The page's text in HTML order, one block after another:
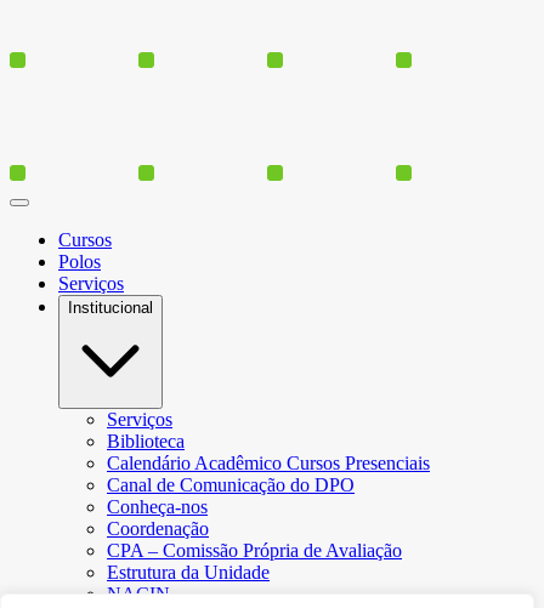
Cursos
Polos
Serviços
Institucional
Serviços
Biblioteca
Calendário Acadêmico Cursos Presenciais
Canal de Comunicação do DPO
Conheça-nos
Coordenação
CPA – Comissão Própria de Avaliação
Estrutura da Unidade
NACIN